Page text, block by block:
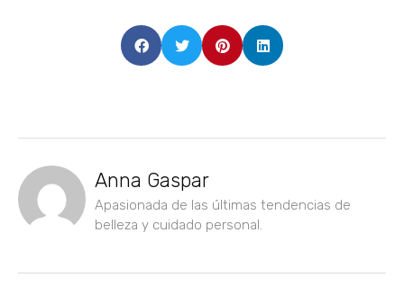
Anna Gaspar
Apasionada de las últimas tendencias de
belleza y cuidado personal.